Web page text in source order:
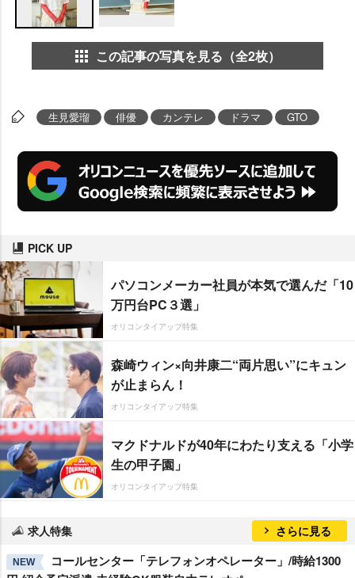
この記事の写真を見る（全2枚）
生見愛瑠 俳優 カンテレ ドラマ GTO
PICK UP
パソコンメーカー社員が本気で選んだ「10
万円台PC３選」
オリコンタイアップ特集
森崎ウィン×向井康二“両片思い”にキュン
が止まらん！
オリコンタイアップ特集
マクドナルドが40年にわたり支える「小学
生の甲子園」
オリコンタイアップ特集
求人特集 さらに見る
NEW
コールセンター「テレフォンオペレーター」/時給1300